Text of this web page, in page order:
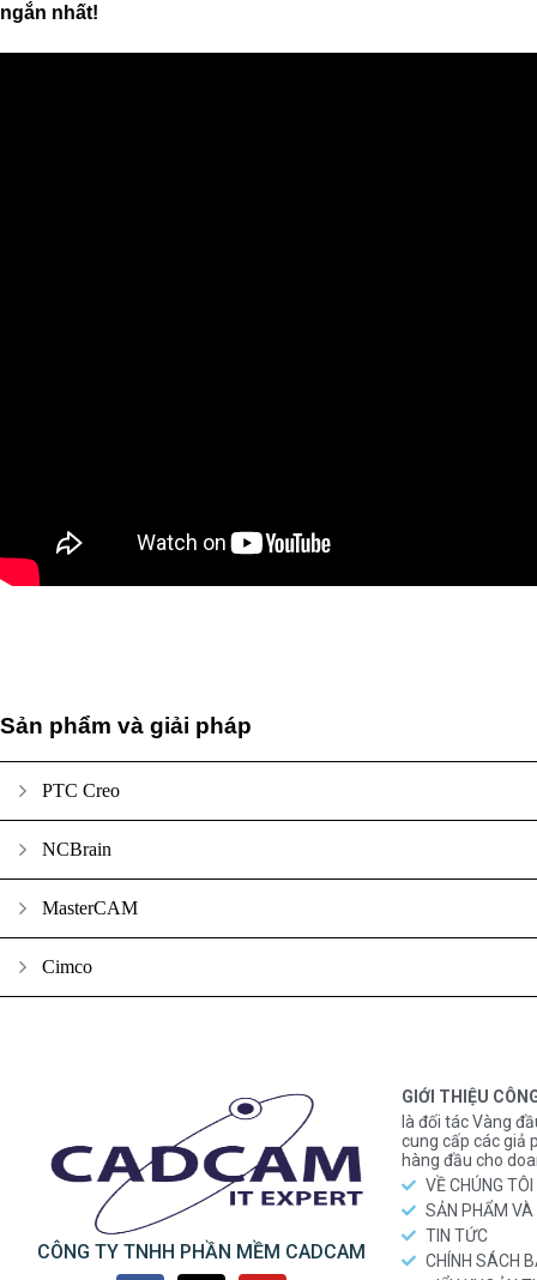
ngắn nhất!
Sản phẩm và giải pháp
PTC Creo
NCBrain
MasterCAM
Cimco
CÔNG TY TNHH PHẦN MỀM CADCAM
GIỚI THIỆU
là đối tác Vàng
cung cấp các giả
hàng đầu cho
VỀ CHÚNG TÔI
SẢN PHẨM VÀ
TIN TỨC
CHÍNH SÁCH